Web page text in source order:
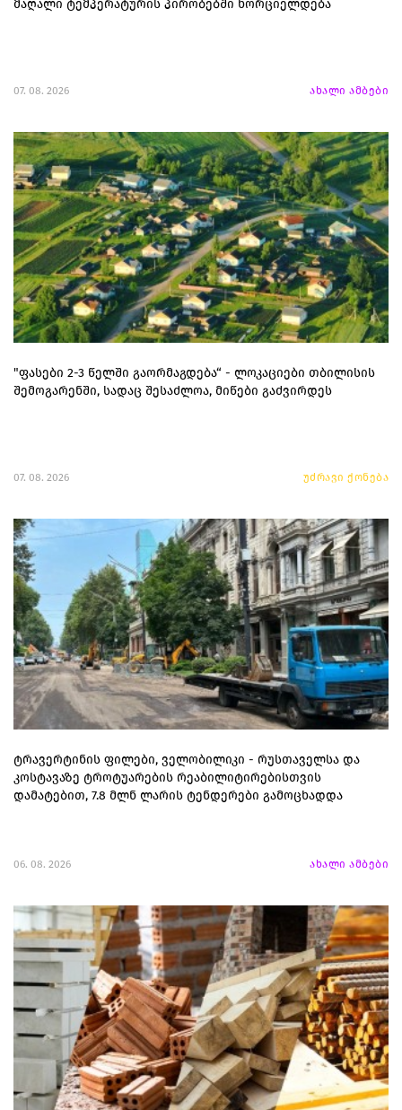
მაღალი ტემპერატურის პირობებში ხორციელდება
07. 08. 2026 ახალი ამბები
"ფასები 2-3 წელში გაორმაგდება“ - ლოკაციები თბილისის
შემოგარენში, სადაც შესაძლოა, მიწები გაძვირდეს
07. 08. 2026 უძრავი ქონება
ტრავერტინის ფილები, ველობილიკი - რუსთაველსა და
კოსტავაზე ტროტუარების რეაბილიტირებისთვის
დამატებით, 7.8 მლნ ლარის ტენდერები გამოცხადდა
06. 08. 2026 ახალი ამბები